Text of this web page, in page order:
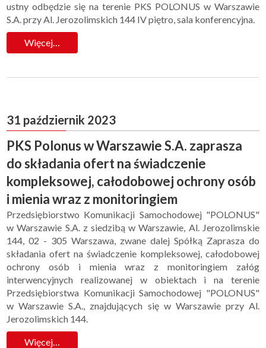
ustny odbędzie się na terenie PKS POLONUS w Warszawie
S.A. przy Al. Jerozolimskich 144 IV piętro, sala konferencyjna.
Więcej…
31 październik 2023
PKS Polonus w Warszawie S.A. zaprasza
do składania ofert na świadczenie
kompleksowej, całodobowej ochrony osób
i mienia wraz z monitoringiem
Przedsiębiorstwo Komunikacji Samochodowej "POLONUS"
w Warszawie S.A. z siedzibą w Warszawie, Al. Jerozolimskie
144, 02 - 305 Warszawa, zwane dalej Spółką Zaprasza do
składania ofert na świadczenie kompleksowej, całodobowej
ochrony osób i mienia wraz z monitoringiem załóg
interwencyjnych realizowanej w obiektach i na terenie
Przedsiębiorstwa Komunikacji Samochodowej "POLONUS"
w Warszawie S.A., znajdujących się w Warszawie przy Al.
Jerozolimskich 144.
Więcej…